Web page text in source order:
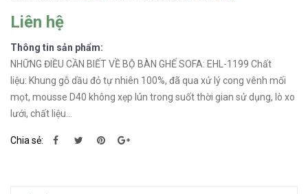
Liên hệ
Thông tin sản phẩm:
NHỮNG ĐIỀU CẦN BIẾT VỀ BỘ BÀN GHẾ SOFA: EHL-1199 Chất
liệu: Khung gỗ dầu đỏ tự nhiên 100%, đã qua xử lý cong vênh mối
mọt, mousse D40 không xẹp lún trong suốt thời gian sử dụng, lò xo
lưới, chất liệu...
Chia sẻ: